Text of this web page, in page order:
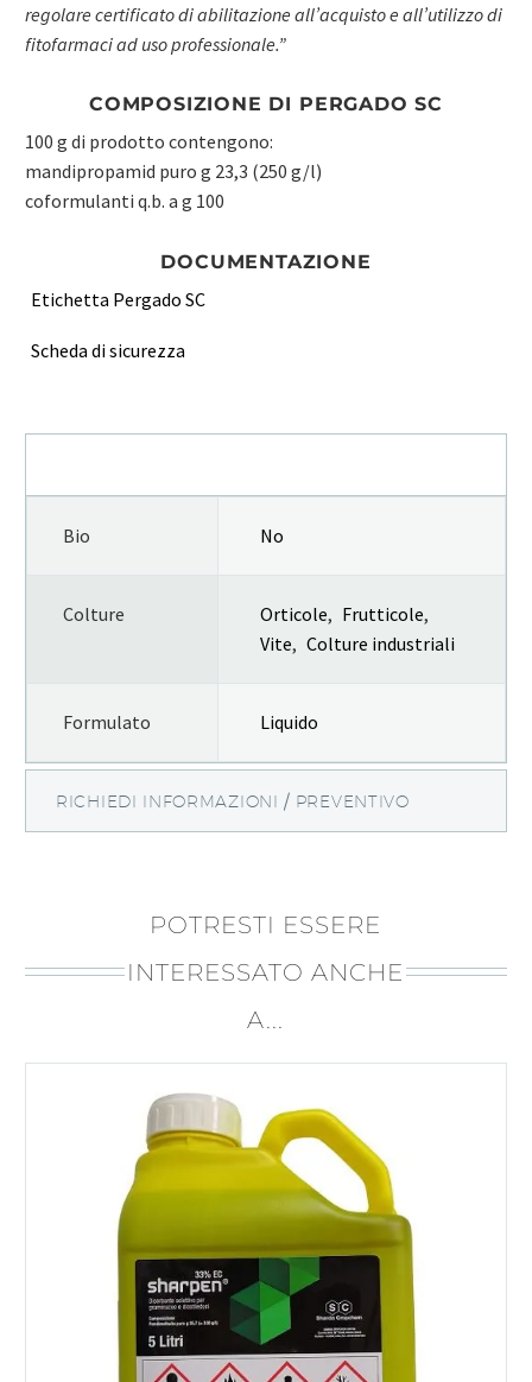
regolare certificato di abilitazione all’acquisto e all’utilizzo di
fitofarmaci ad uso professionale.”
COMPOSIZIONE DI PERGADO SC
100 g di prodotto contengono:
mandipropamid puro g 23,3 (250 g/l)
coformulanti q.b. a g 100
DOCUMENTAZIONE
Etichetta Pergado SC
Scheda di sicurezza
Bio No
Colture Orticole, Frutticole,
Vite, Colture industriali
Formulato Liquido
RICHIEDI INFORMAZIONI / PREVENTIVO
POTRESTI ESSERE
INTERESSATO ANCHE
A...